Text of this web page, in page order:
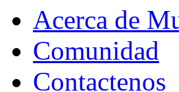
Acerca de
Comunidad
Contactenos